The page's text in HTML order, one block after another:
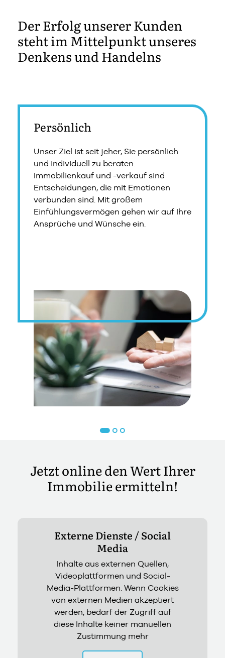
Der Erfolg unserer Kunden
steht im Mittelpunkt unseres
Denkens und Handelns
Persönlich
Unser Ziel ist seit jeher, Sie persönlich
und individuell zu beraten.
Immobilienkauf und -verkauf sind
Entscheidungen, die mit Emotionen
verbunden sind. Mit großem
Einfühlungsvermögen gehen wir auf Ihre
Ansprüche und Wünsche ein.
Jetzt online den Wert Ihrer
Immobilie ermitteln!
Externe Dienste / Social
Media
Inhalte aus externen Quellen,
Videoplattformen und Social-
Media-Plattformen. Wenn Cookies
von externen Medien akzeptiert
werden, bedarf der Zugriff auf
diese Inhalte keiner manuellen
Zustimmung mehr